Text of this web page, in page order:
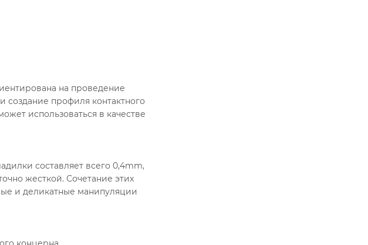
на проведение
профиля контактного
использоваться в качестве
составляет всего 0,4mm,
жесткой. Сочетание этих
и деликатные манипуляции